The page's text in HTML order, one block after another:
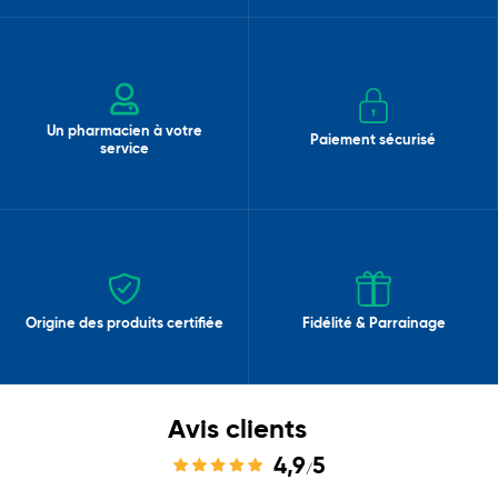
Un pharmacien à votre
service
Paiement sécurisé
Origine des produits certifiée Fidélité & Parrainage
Avis clients
4,9/5